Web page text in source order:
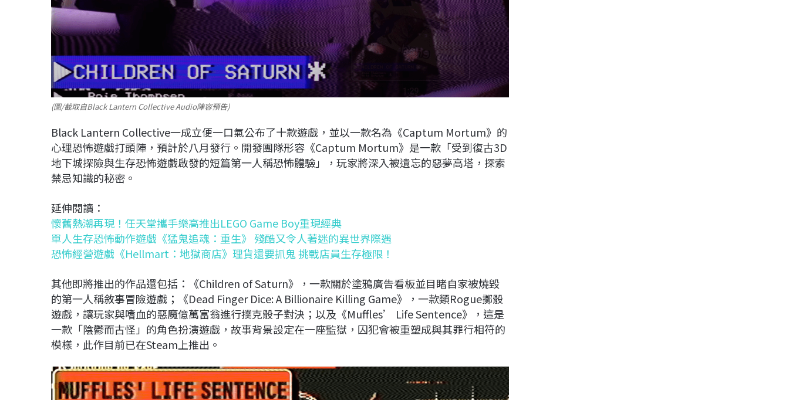
(圖/截取自Black Lantern Collective Audio陣容預告)
Black Lantern Collective一成立便一口氣公布了十款遊戲，並以一款名為《Captum Mortum》的
心理恐怖遊戲打頭陣，預計於八月發行。開發團隊形容《Captum Mortum》是一款「受到復古3D
地下城探險與生存恐怖遊戲啟發的短篇第一人稱恐怖體驗」，玩家將深入被遺忘的惡夢高塔，探索
禁忌知識的秘密。
延伸閱讀：
懷舊熱潮再現！任天堂攜手樂高推出LEGO Game Boy重現經典
單人生存恐怖動作遊戲《猛鬼追魂：重生》 殘酷又令人著迷的異世界際遇
恐怖經營遊戲《Hellmart：地獄商店》理貨還要抓鬼 挑戰店員生存極限！
其他即將推出的作品還包括：《Children of Saturn》，一款關於塗鴉廣告看板並目睹自家被燒毀
的第一人稱敘事冒險遊戲；《Dead Finger Dice: A Billionaire Killing Game》，一款類Rogue擲骰
遊戲，讓玩家與嗜血的惡魔億萬富翁進行撲克骰子對決；以及《Muffles’ Life Sentence》，這是
一款「陰鬱而古怪」的角色扮演遊戲，故事背景設定在一座監獄，囚犯會被重塑成與其罪行相符的
模樣，此作目前已在Steam上推出。